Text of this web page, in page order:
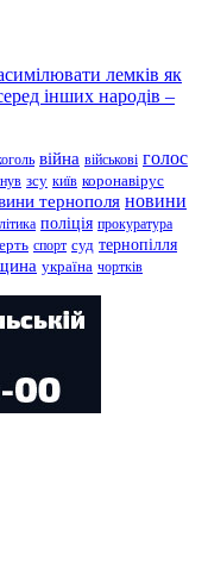
лемків як
інших народів –
війна військові голос
зсу київ коронавірус
тернополя новини
поліція прокуратура
спорт суд тернопілля
україна чортків